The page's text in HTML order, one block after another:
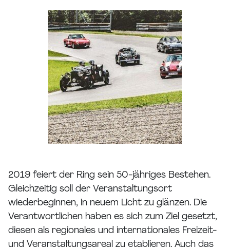
2019 feiert der Ring sein 50-jähriges Bestehen.
Gleichzeitig soll der Veranstaltungsort
wiederbeginnen, in neuem Licht zu glänzen. Die
Verantwortlichen haben es sich zum Ziel gesetzt,
diesen als regionales und internationales Freizeit-
und Veranstaltungsareal zu etablieren. Auch das